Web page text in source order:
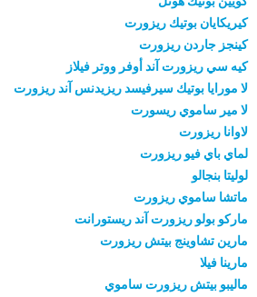
كيريكايان بوتيك ريزورت
كينجز جاردن ريزورت
كيه سي ريزورت آند أوفر ووتر فيلاز
لا مورايا بوتيك سيرفيسد ريزيدنس آند ريزورت
لا مير ساموي ريسورت
لاوانا ريزورت
لماي باي فيو ريزورت
لوليتا بنجالو
ماتشا ساموي ريزورت
ماركو بولو ريزورت آند ريستورانت
مارين تشاوينج بيتش ريزورت
مارينا فيلا
ماليبو بيتش ريزورت ساموي